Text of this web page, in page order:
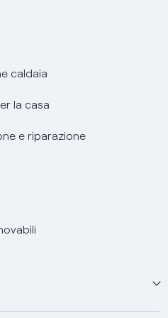
caldaia
la casa
e riparazione